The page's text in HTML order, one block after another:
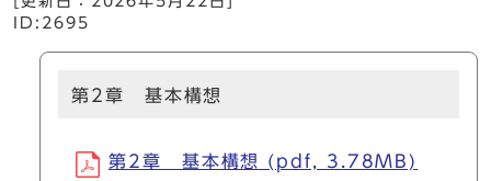
ID:2695
第2章 基本構想
第2章 基本構想 (pdf, 3.78MB)